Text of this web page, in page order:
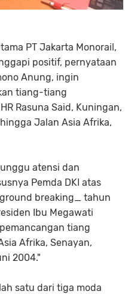
PT Jakarta Monorail,
positif, pernyataan
Anung, ingin
tiang-tiang
Rasuna Said, Kuningan,
Jalan Asia Afrika,
atensi dan
Pemda DKI atas
breaking_ tahun
Ibu Megawati
tiang
Afrika, Senayan,
2004."
satu dari tiga moda